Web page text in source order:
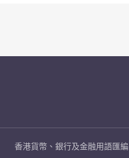
香港貨幣、銀行及金融用語匯編